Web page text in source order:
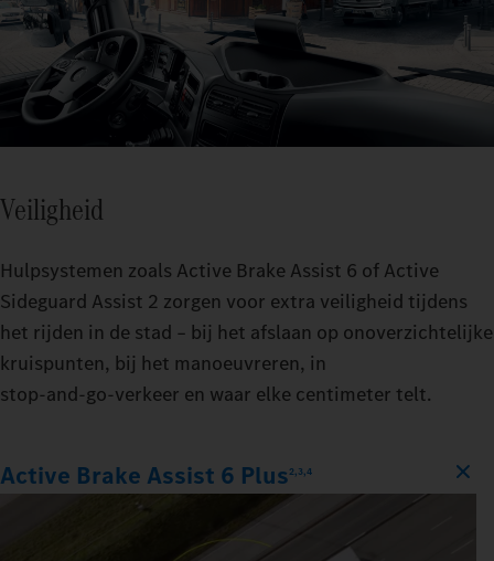
Veiligheid
Hulpsystemen zoals Active Brake Assist 6 of Active
Sideguard Assist 2 zorgen voor extra veiligheid tijdens
het rijden in de stad – bij het afslaan op onoverzichtelijke
kruispunten, bij het manoeuvreren, in
stop‑and‑go‑verkeer en waar elke centimeter telt.
Active Brake Assist 6 Plus2,3,4